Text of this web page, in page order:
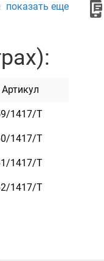
показать еще
Артикул
1417/Т
1417/Т
1417/Т
1417/Т